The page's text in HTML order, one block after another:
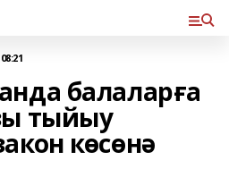
балаларға
тыйыу
көсөнә